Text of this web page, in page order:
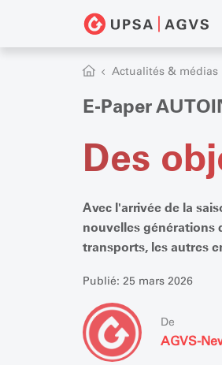
Actualités & médias
E-Paper
Des
Avec l'arrivée de la
nouvelles générations
transports, les autres
Publié: 25 mars 2026
De
AGVS-